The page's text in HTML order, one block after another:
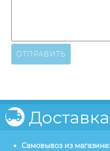
ОТПРАВИТЬ
Доставка
Самовывоз из магазина: